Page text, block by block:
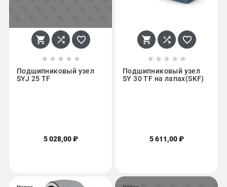
  
    
Подшипниковый узел
SYJ 25 TF
5 028,00 ₽
  
    
Подшипниковый узел
SY 30 TF на лапах(SKF)
5 611,00 ₽